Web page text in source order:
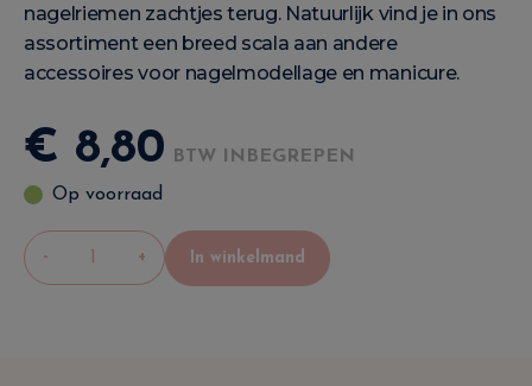
nagelriemen zachtjes terug. Natuurlijk vind je in ons
assortiment een breed scala aan andere
accessoires voor nagelmodellage en manicure.
€ 8,80
BTW INBEGREPEN
Op voorraad
- + In winkelmand